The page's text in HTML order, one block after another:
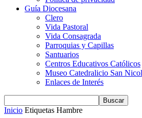
Guía Diocesana
Clero
Vida Pastoral
Vida Consagrada
Parroquias y Capillas
Santuarios
Centros Educativos Católicos
Museo Catedralicio San
Enlaces de Interés
Inicio Etiquetas Hambre